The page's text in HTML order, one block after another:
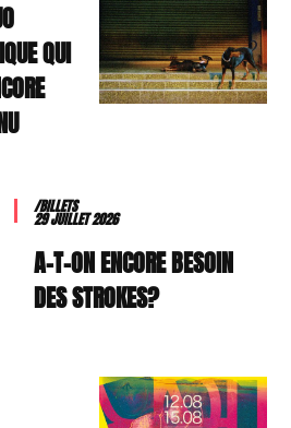
QUI
/BILLETS
29 JUILLET 2026
A-T-ON ENCORE BESOIN
DES STROKES?